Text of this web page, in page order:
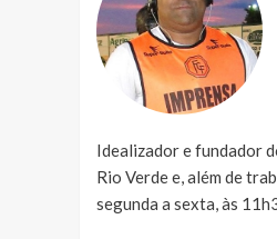
Idealizador e fundador
Rio Verde e, além de
segunda a sexta, às